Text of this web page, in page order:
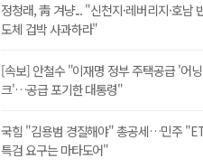
정청래, 靑 겨냥... "신천지·레버리지·호남
도체 겁박 사과하라"
[속보] 안철수 "이재명 정부 주택공급 '어
크'…공급 포기한 대통령"
국힘 "김용범 경질해야" 총공세…민주
특검 요구는 마타도어"